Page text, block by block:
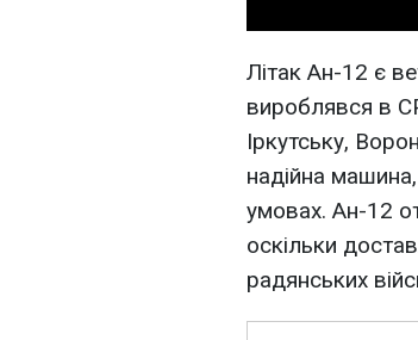
Літак Ан-12 є
вироблявся в
Іркутську,
надійна
умовах. Ан-12
оскільки
радянських